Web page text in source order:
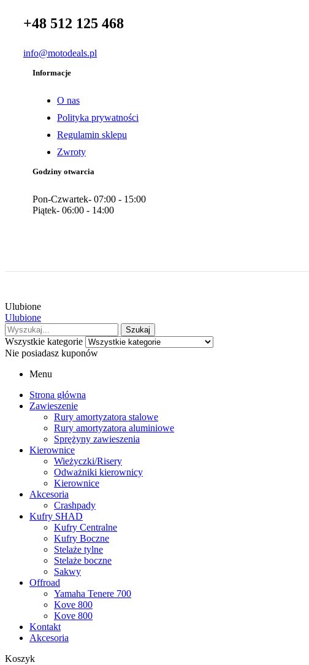
+48 512 125 468
info@motodeals.pl
Informacje
O nas
Polityka prywatności
Regulamin sklepu
Zwroty
Godziny otwarcia
Pon-Czwartek- 07:00 - 15:00
Piątek- 06:00 - 14:00
Ulubione
Ulubione
Wyszukaj:
Szukaj
Wszystkie kategorie
Nie posiadasz kuponów
Menu
Strona główna
Zawieszenie
Rury amortyzatora stalowe
Rury amortyzatora aluminiowe
Sprężyny zawieszenia
Kierownice
Wieżyczki/Risery
Odważniki kierownicy
Kierownice
Akcesoria
Crashpady
Kufry SHAD
Kufry Centralne
Kufry Boczne
Stelaże tylne
Stelaże boczne
Sakwy
Offroad
Yamaha Tenere 700
Kove 800
Kove 800
Kontakt
Akcesoria
Koszyk